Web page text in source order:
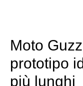
Moto
prototipo
più lunghi